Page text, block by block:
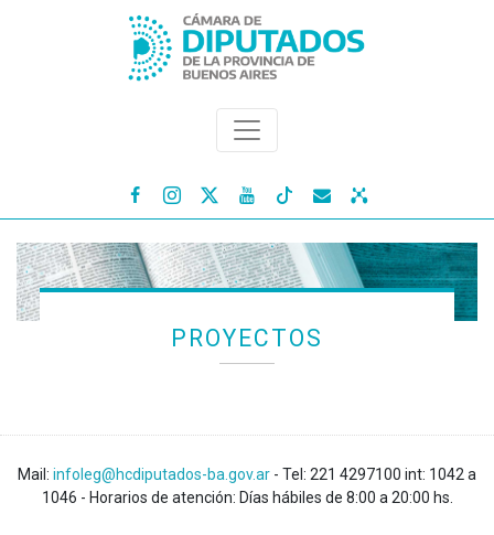
   
PROYECTOS
Mail: infoleg@hcdiputados-ba.gov.ar - Tel: 221 4297100 int: 1042 a
1046 - Horarios de atención: Días hábiles de 8:00 a 20:00 hs.